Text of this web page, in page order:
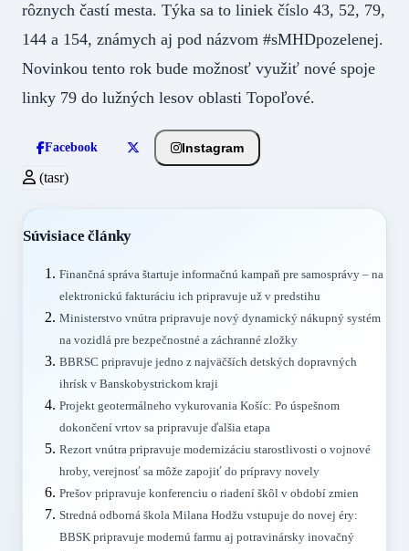
rôznych častí mesta. Týka sa to liniek číslo 43, 52, 79,
144 a 154, známych aj pod názvom #sMHDpozelenej.
Novinkou tento rok bude možnosť využiť nové spoje
linky 79 do lužných lesov oblasti Topoľové.
Facebook Instagram
(tasr)
Súvisiace články
Finančná správa štartuje informačnú kampaň pre samosprávy – na
elektronickú fakturáciu ich pripravuje už v predstihu
Ministerstvo vnútra pripravuje nový dynamický nákupný systém
na vozidlá pre bezpečnostné a záchranné zložky
BBRSC pripravuje jedno z najväčších detských dopravných
ihrísk v Banskobystrickom kraji
Projekt geotermálneho vykurovania Košíc: Po úspešnom
dokončení vrtov sa pripravuje ďalšia etapa
Rezort vnútra pripravuje modernizáciu starostlivosti o vojnové
hroby, verejnosť sa môže zapojiť do prípravy novely
Prešov pripravuje konferenciu o riadení škôl v období zmien
Stredná odborná škola Milana Hodžu vstupuje do novej éry:
BBSK pripravuje modernú farmu aj potravinársky inovačný